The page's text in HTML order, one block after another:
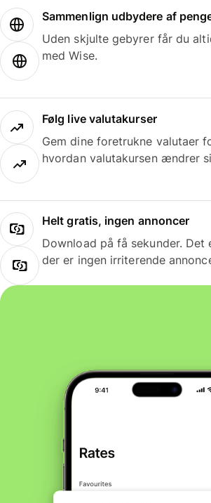
Sammenlign udbydere af
Uden skjulte gebyrer får du
med Wise.
Følg live valutakurser
Gem dine foretrukne valutaer
hvordan valutakursen ændrer
Helt gratis, ingen annoncer
Download på få sekunder. Det
der er ingen irriterende